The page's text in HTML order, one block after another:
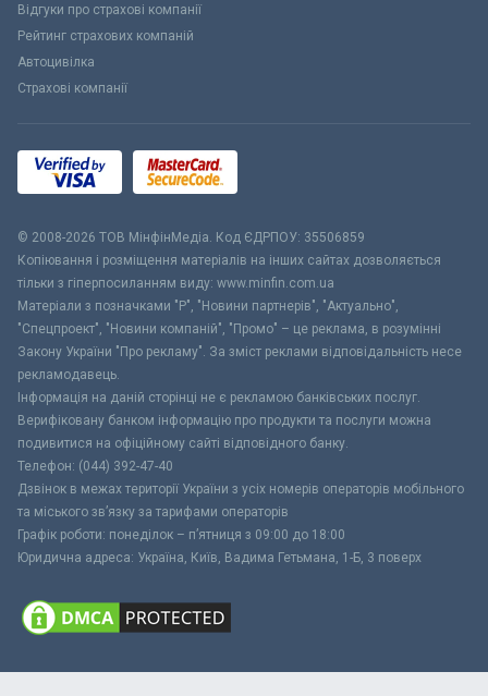
Відгуки про страхові компанії
Рейтинг страхових компаній
Автоцивілка
Страхові компанії
© 2008-2026 ТОВ МiнфiнМедiа. Код ЄДРПОУ: 35506859
Копіювання і розміщення матеріалів на інших сайтах дозволяється
тільки з гіперпосиланням виду: www.minfin.com.ua
Матеріали з позначками "Р", "Новини партнерів", "Актуально",
"Спецпроект", "Новини компаній", "Промо" – це реклама, в розумінні
Закону України "Про рекламу". За зміст реклами відповідальність несе
рекламодавець.
Інформація на даній сторінці не є рекламою банківських послуг.
Верифіковану банком інформацію про продукти та послуги можна
подивитися на офіційному сайті відповідного банку.
Телефон: (044) 392-47-40
Дзвінок в межах території України з усіх номерів операторів мобільного
та міського зв’язку за тарифами операторів
Графік роботи: понеділок – п’ятниця з 09:00 до 18:00
Юридична адреса: Україна, Київ, Вадима Гетьмана, 1-Б, 3 поверх